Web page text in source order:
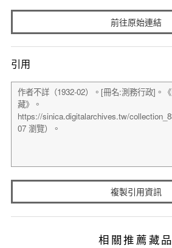
前往原始連結
引用
複製引用資訊
相關推薦藏品